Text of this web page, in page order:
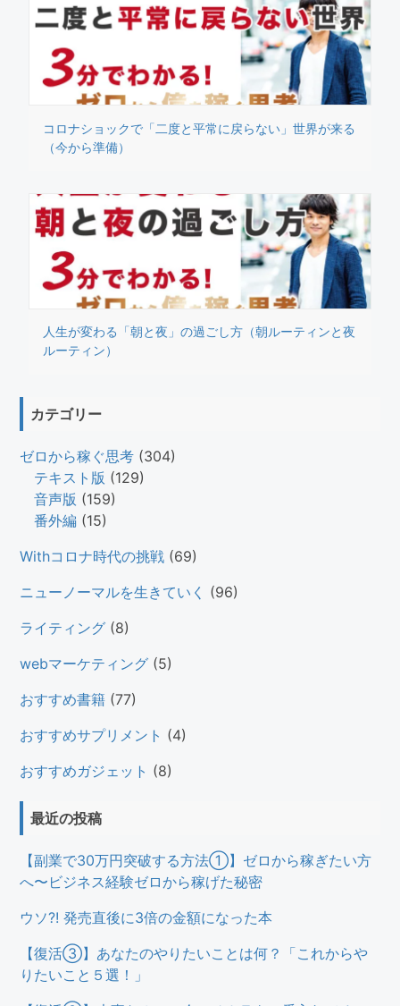
コロナショックで「二度と平常に戻らない」世界が来る
（今から準備）
人生が変わる「朝と夜」の過ごし方（朝ルーティンと夜
ルーティン）
カテゴリー
ゼロから稼ぐ思考 (304)
テキスト版 (129)
音声版 (159)
番外編 (15)
Withコロナ時代の挑戦 (69)
ニューノーマルを生きていく (96)
ライティング (8)
webマーケティング (5)
おすすめ書籍 (77)
おすすめサプリメント (4)
おすすめガジェット (8)
最近の投稿
【副業で30万円突破する方法①】ゼロから稼ぎたい方
へ〜ビジネス経験ゼロから稼げた秘密
ウソ?! 発売直後に3倍の金額になった本
【復活③】あなたのやりたいことは何？「これからや
りたいこと５選！」